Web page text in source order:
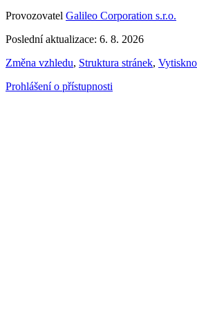
Provozovatel Galileo Corporation s.r.o.
Poslední aktualizace: 6. 8. 2026
Změna vzhledu, Struktura stránek,
Prohlášení o přístupnosti